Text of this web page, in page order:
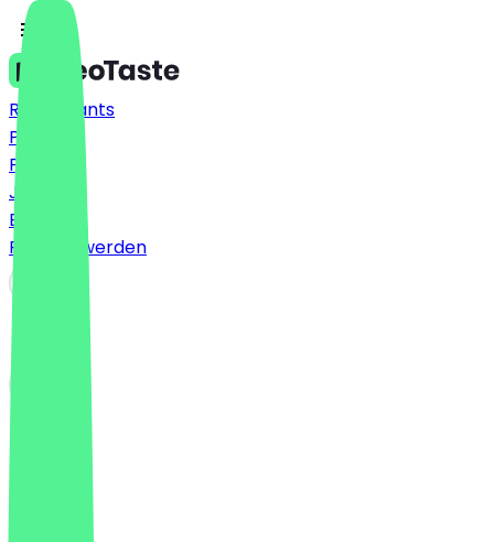
Restaurants
Preise
FAQ
Jobs
Blog
Partner werden